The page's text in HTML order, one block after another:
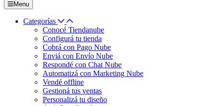
Menu
Categorías
Conocé Tiendanube
Configurá tu tienda
Cobrá con Pago Nube
Enviá con Envío Nube
Respondé con Chat Nube
Automatizá con Marketing Nube
Vendé offline
Gestioná tus ventas
Personalizá tu diseño